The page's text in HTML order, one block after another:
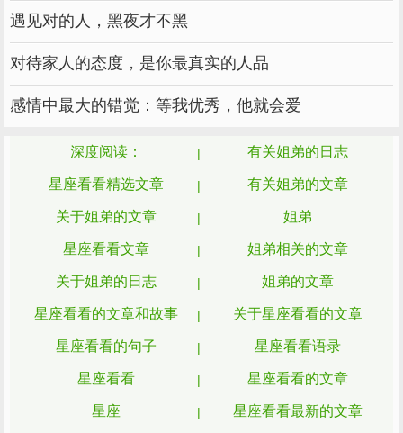
爱更倾向于找年龄小的
女：男人一定要有安全感，成熟
配，而“弟弟=毛孩子”，肯定是不行的，兄妹恋倒
是可以试试。
摩羯座
男：传统观念根深蒂固 ，像姐弟恋这种“非
”的恋爱模式，基本不在他的 考虑之列。
女：成熟端庄 的类型，和可爱的弟弟比较
，只要家里人同意 ，她 可以接受姐弟恋。
遇见对的人，黑夜才不黑
对待家人的态度，是你最真实的人品
感情中最大的错觉：等我优秀，他就会爱
深度阅读： 有关姐弟的日志
星座看看精选文章 有关姐弟的文章
关于姐弟的文章 姐弟
星座看看文章 姐弟相关的文章
关于姐弟的日志 姐弟的文章
星座看看的文章和故事 关于星座看看的文章
星座看看的句子 星座看看语录
星座看看 星座看看的文章
星座 星座看看最新的文章